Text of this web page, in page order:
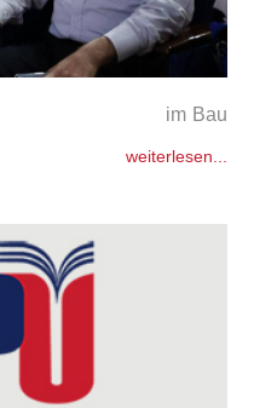
im Bau
weiterlesen...